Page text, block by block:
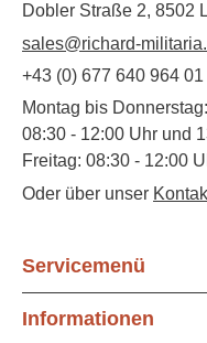
Dobler Straße 2, 8502
sales@richard-
+43 (0) 677 640 964
Montag bis Donnerstag:
08:30 - 12:00 Uhr und
Freitag: 08:30 - 12:00
Oder über unser
Servicemenü
Informationen